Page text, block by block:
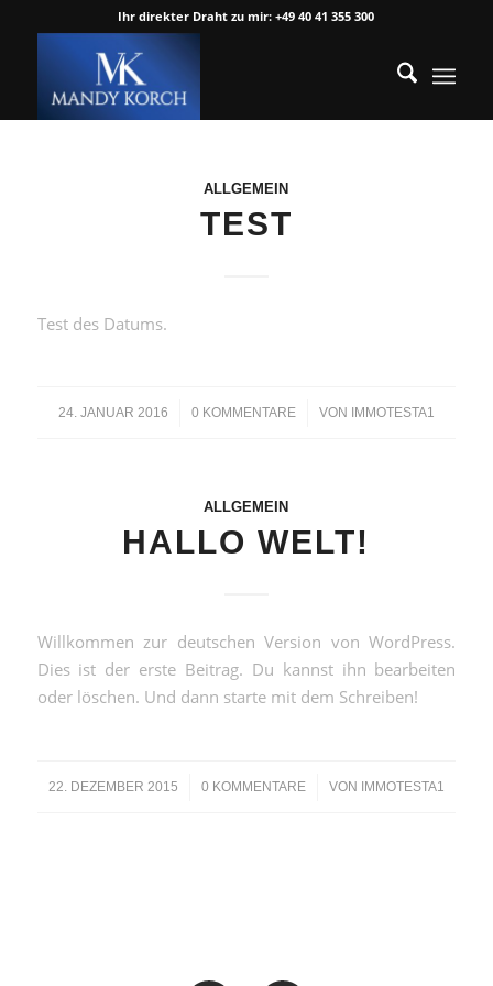
Ihr direkter Draht zu mir: +49 40 41 355 300
ALLGEMEIN
TEST
Test des Datums.
24. JANUAR 2016
/ 0 KOMMENTARE
/ VON IMMOTESTA1
ALLGEMEIN
HALLO WELT!
Willkommen zur deutschen Version von WordPress.
Dies ist der erste Beitrag. Du kannst ihn bearbeiten
oder löschen. Und dann starte mit dem Schreiben!
22. DEZEMBER 2015
/ 0 KOMMENTARE
/ VON IMMOTESTA1